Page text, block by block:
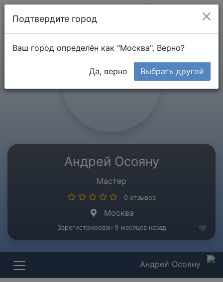
Андрей Осояну
Мастер
0 отзывов
Москва
Зарегистрирован 9 месяцев назад
Андрей Осояну
Подтвердите город
Ваш город определён как "Москва". Верно?
Да, верно Выбрать другой